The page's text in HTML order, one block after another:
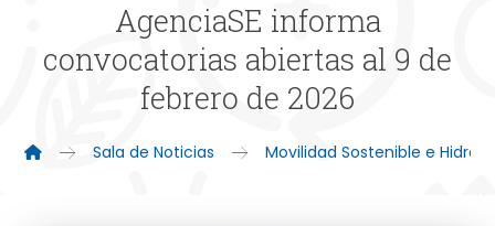
AgenciaSE informa
convocatorias abiertas al 9 de
febrero de 2026
Sala de Noticias Movilidad Sostenible e